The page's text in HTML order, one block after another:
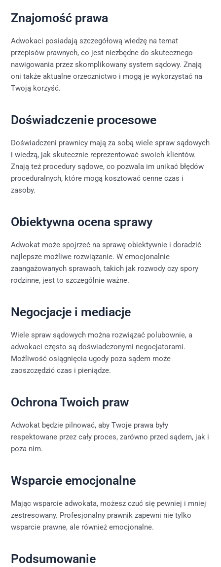
Znajomość prawa
Adwokaci posiadają szczegółową wiedzę na temat
przepisów prawnych, co jest niezbędne do skutecznego
nawigowania przez skomplikowany system sądowy. Znają
oni także aktualne orzecznictwo i mogą je wykorzystać na
Twoją korzyść.
Doświadczenie procesowe
Doświadczeni prawnicy mają za sobą wiele spraw sądowych
i wiedzą, jak skutecznie reprezentować swoich klientów.
Znają też procedury sądowe, co pozwala im unikać błędów
proceduralnych, które mogą kosztować cenne czas i
zasoby.
Obiektywna ocena sprawy
Adwokat może spojrzeć na sprawę obiektywnie i doradzić
najlepsze możliwe rozwiązanie. W emocjonalnie
zaangażowanych sprawach, takich jak rozwody czy spory
rodzinne, jest to szczególnie ważne.
Negocjacje i mediacje
Wiele spraw sądowych można rozwiązać polubownie, a
adwokaci często są doświadczonymi negocjatorami.
Możliwość osiągnięcia ugody poza sądem może
zaoszczędzić czas i pieniądze.
Ochrona Twoich praw
Adwokat będzie pilnować, aby Twoje prawa były
respektowane przez cały proces, zarówno przed sądem, jak i
poza nim.
Wsparcie emocjonalne
Mając wsparcie adwokata, możesz czuć się pewniej i mniej
zestresowany. Profesjonalny prawnik zapewni nie tylko
wsparcie prawne, ale również emocjonalne.
Podsumowanie